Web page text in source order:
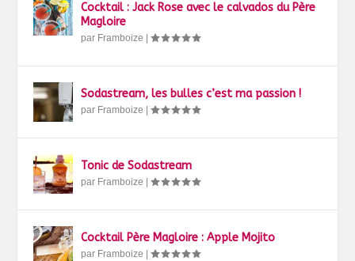
Cocktail : Jack Rose avec le calvados du Père
Magloire
par Framboize |
Sodastream, les bulles c’est ma passion !
par Framboize |
Tonic de Sodastream
par Framboize |
Cocktail Père Magloire : Apple Mojito
par Framboize |